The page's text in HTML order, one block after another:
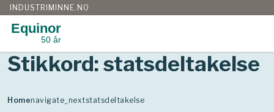
Gå
til
INDUSTRIMINNE.NO
Equinor
50 år
Stikkord:statsdeltakelse
Homenavigate_nextstatsdeltakelse